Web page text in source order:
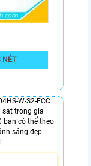
NÉT
W-S2-FCC
sát trong gia
bạn có thể theo
sáng đẹp